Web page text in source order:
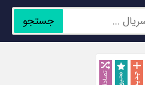
جستجو